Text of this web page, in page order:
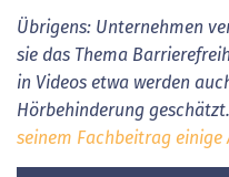
Übrigens: Unternehmen
sie das Thema
in Videos etwa werden
Hörbehinderung geschätzt.
seinem Fachbeitrag einige